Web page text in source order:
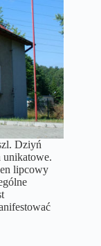
Dziyń
unikatowe.
lipcowy